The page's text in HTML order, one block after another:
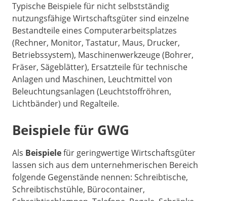
Typische Beispiele für nicht selbstständig
nutzungsfähige Wirtschaftsgüter sind einzelne
Bestandteile eines Computerarbeitsplatzes
(Rechner, Monitor, Tastatur, Maus, Drucker,
Betriebssystem), Maschinenwerkzeuge (Bohrer,
Fräser, Sägeblätter), Ersatzteile für technische
Anlagen und Maschinen, Leuchtmittel von
Beleuchtungsanlagen (Leuchtstoffröhren,
Lichtbänder) und Regalteile.
Beispiele für GWG
Als Beispielefür geringwertige Wirtschaftsgüter
lassen sich aus dem unternehmerischen Bereich
folgende Gegenstände nennen: Schreibtische,
Schreibtischstühle, Bürocontainer,